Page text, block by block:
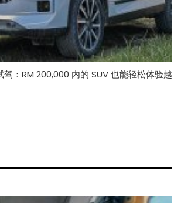
：RM 200,000 内的 SUV 也能轻松体验越